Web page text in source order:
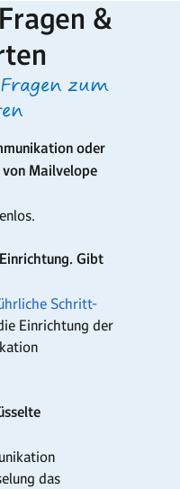
&
zum
oder
Mailvelope
Gibt
Schritt-
Einrichtung der
das